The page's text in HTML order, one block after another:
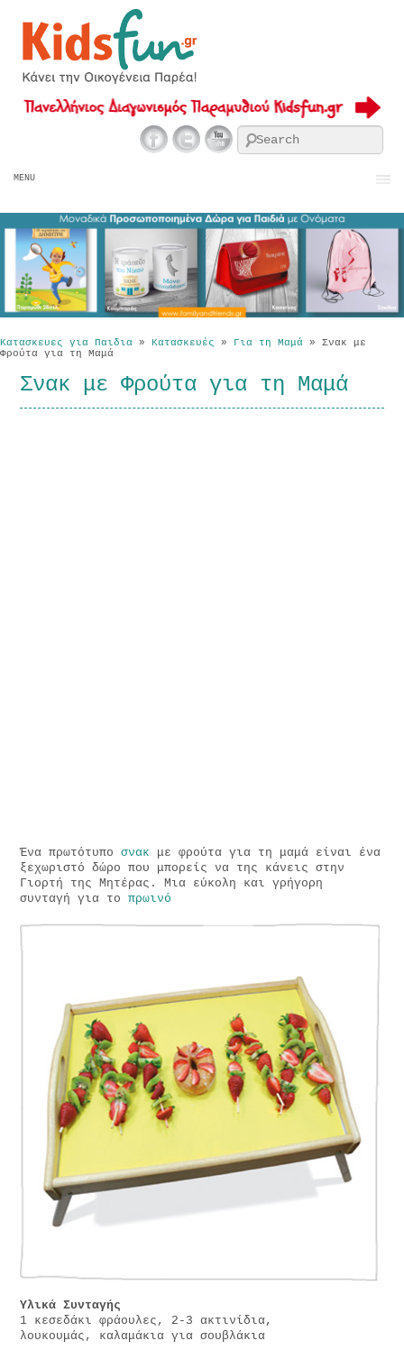
MENU
Κατασκευες για Παιδια » Κατασκευές » Για τη Μαμά » Σνακ με
Φρούτα για τη Μαμά
Σνακ με Φρούτα για τη Μαμά
Ένα πρωτότυποσνακ με φρούτα για τη μαμά είναι ένα
ξεχωριστό δώρο που μπορείς να της κάνεις στην
Γιορτή της Μητέρας. Μια εύκολη και γρήγορη
συνταγή για τοπρωινό
Yλικά Συνταγής
1 κεσεδάκι φράουλες, 2-3 ακτινίδια,
λουκουμάς, καλαμάκια για σουβλάκια